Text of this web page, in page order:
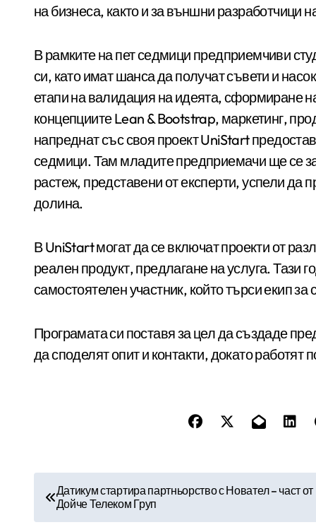
на бизнеса, както и за външни разработчици
В рамките на пет седмици предприемчиви
си, като имат шанса да получат съвети и
етапи на валидация на идеята, сформиране
концепциите Lean & Bootstrap, маркетинг,
напреднат със своя проект UniStart
седмици. Там младите предприемачи ще се
растеж, представени от експерти, успели
долина.
В UniStart могат да се включат проекти от
реален продукт, предлагане на услуга. Тази
самостоятелен участник, който търси екип за
Програмата си поставя за цел да създаде
да споделят опит и контакти, докато работят
а
Датикум стартира партньорство с Новател – част от
Дойче Телеком Груп